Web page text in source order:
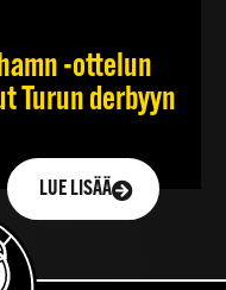
-ottelun
Turun derbyyn
LUE LISÄÄ